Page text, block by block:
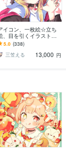
イコン、一枚絵☆立ち
、目を引くイラスト描
ます イリアム、サム
、live2D、YouTube、歌
てみたも
5.0 (338)
三笠える
13,000 円